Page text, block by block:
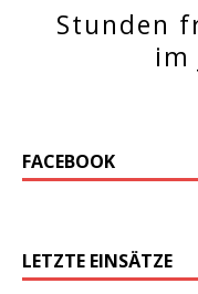
Stunden
im
FACEBOOK
LETZTE EINSÄTZE